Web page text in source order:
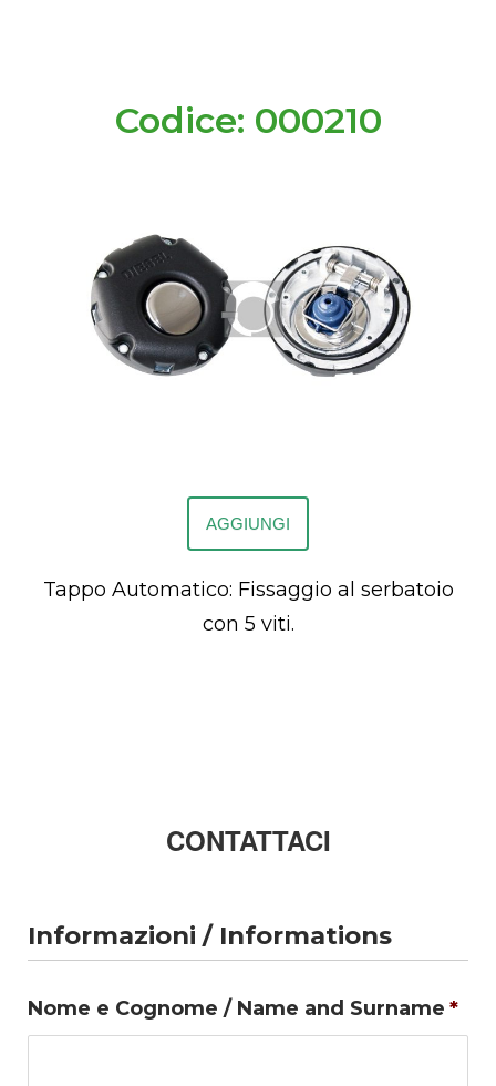
Codice: 000210
AGGIUNGI
Tappo Automatico: Fissaggio al serbatoio
con 5 viti.
CONTATTACI
Informazioni / Informations
Nome e Cognome / Name and Surname *